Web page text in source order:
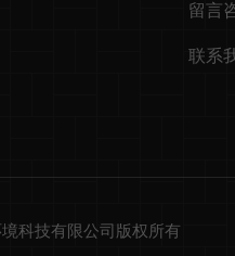
留言
联系
科技有限公司版权所有